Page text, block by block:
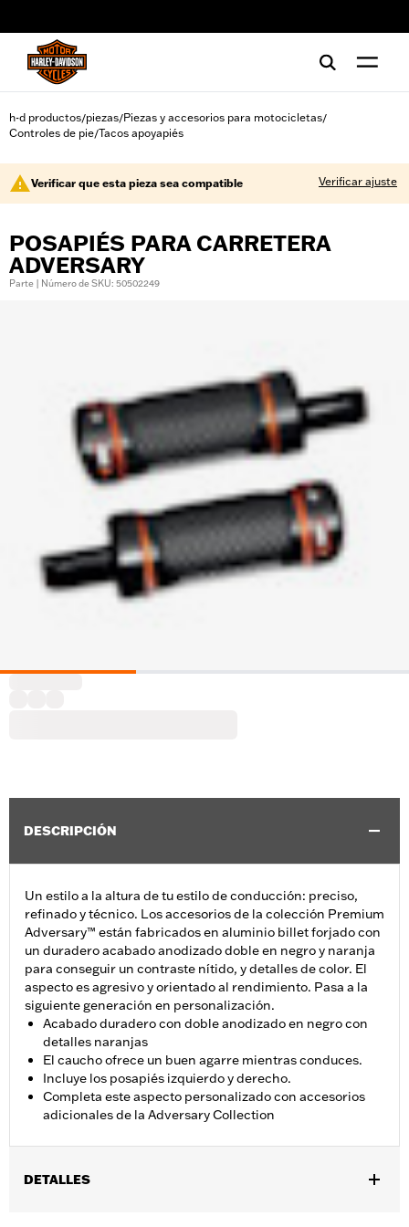
h-d productos/piezas/Piezas y accesorios para motocicletas/
Controles de pie/Tacos apoyapiés
Verificar que esta pieza sea compatible Verificar ajuste
POSAPIÉS PARA CARRETERA
ADVERSARY
Parte | Número de SKU: 50502249
DESCRIPCIÓN
Un estilo a la altura de tu estilo de conducción: preciso,
refinado y técnico. Los accesorios de la colección Premium
Adversary™ están fabricados en aluminio billet forjado con
un duradero acabado anodizado doble en negro y naranja
para conseguir un contraste nítido, y detalles de color. El
aspecto es agresivo y orientado al rendimiento. Pasa a la
siguiente generación en personalización.
Acabado duradero con doble anodizado en negro con
detalles naranjas
El caucho ofrece un buen agarre mientras conduces.
Incluye los posapiés izquierdo y derecho.
Completa este aspecto personalizado con accesorios
adicionales de la Adversary Collection
DETALLES